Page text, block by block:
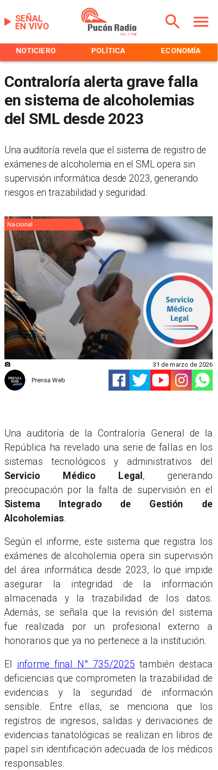
EN VIVO
SEÑAL
NOTICIERO POLÍTICA ECONOMÍA
Contraloría alerta grave falla
en sistema de alcoholemias
del SML desde 2023
Una auditoría revela que el sistema de registro de
exámenes de alcoholemia en el SML opera sin
supervisión informática desde 2023, generando
riesgos en trazabilidad y seguridad.
Nacional
Prensa Web
31 de marzo de 2026
Una auditoría de la Contraloría General de la
República ha revelado una serie de fallas en los
sistemas tecnológicos y administrativos del
Servicio Médico Legal , generando
preocupación por la falta de supervisión en el
Sistema Integrado de Gestión de
Alcoholemias.
Según el informe, este sistema que registra los
exámenes de alcoholemia opera sin supervisión
del área informática desde 2023, lo que impide
asegurar la integridad de la información
almacenada y la trazabilidad de los datos.
Además, se señala que la revisión del sistema
fue realizada por un profesional externo a
honorarios que ya no pertenece a la institución.
El informe final N° 735/2025 también destaca
deficiencias que comprometen la trazabilidad de
evidencias y la seguridad de información
sensible. Entre ellas, se menciona que los
registros de ingresos, salidas y derivaciones de
evidencias tanatológicas se realizan en libros de
papel sin identificación adecuada de los médicos
responsables.